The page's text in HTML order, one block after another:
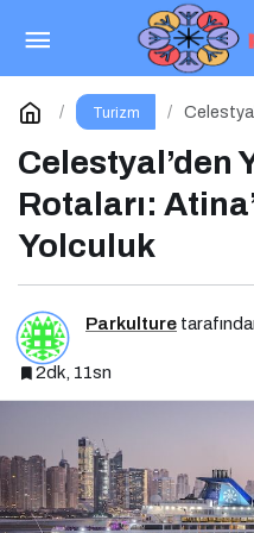
Turizm
Celestyal’den
Rotaları:
Yolculuk
Parkulture
2dk, 11sn
Durusu 07 Tekne
Yolculuk Serüveni
Yorum Yap